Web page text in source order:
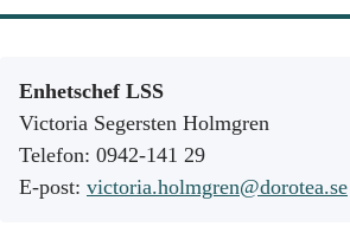
Enhetschef LSS
Victoria Segersten Holmgren
Telefon: 0942-141 29
E-post: victoria.holmgren@dorotea.se